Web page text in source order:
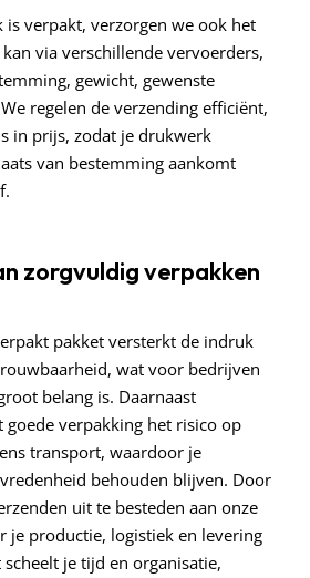
verpakt, verzorgen we ook het
via verschillende vervoerders,
gewicht, gewenste
regelen de verzending efficiënt,
in prijs, zodat je drukwerk
van bestemming aankomt
zorgvuldig verpakken
pakket versterkt de indruk
wat voor bedrijven
belang is. Daarnaast
verpakking het risico op
transport, waardoor je
behouden blijven. Door
uit te besteden aan onze
je productie, logistiek en levering
je tijd en organisatie,